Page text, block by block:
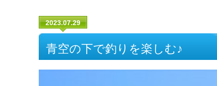
2023.07.29
青空の下で釣りを楽しむ♪